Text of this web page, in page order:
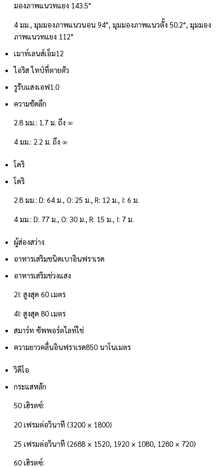
มองภาพแนวทแยง 143.5°
4 มม., มุมมองภาพแนวนอน 94°, มุมมองภาพแนวตั้ง 50.2°, มุมมอง
ภาพแนวทแยง 112°
เมาท์เลนส์เอ็ม12
ไอริส ไทป์ที่ตายตัว
รูรับแสงเอฟ1.0
ความชัดลึก
2.8 มม.: 1.7 ม. ถึง ∞
4 มม.: 2.2 ม. ถึง ∞
โดริ
โดริ
2.8 มม.: D: 64 ม., O: 25 ม., R: 12 ม., I: 6 ม.
4 มม.: D: 77 ม., O: 30 ม., R: 15 ม., I: 7 ม.
ผู้ส่องสว่าง
อาหารเสริมชนิดเบาอินฟราเรด
อาหารเสริมช่วงแสง
2I: สูงสุด 60 เมตร
4I: สูงสุด 80 เมตร
สมาร์ท ซัพพอร์ตไลท์ใช่
ความยาวคลื่นอินฟราเรด850 นาโนเมตร
วิดีโอ
กระแสหลัก
50 เฮิรตซ์:
20 เฟรมต่อวินาที (3200 × 1800)
25 เฟรมต่อวินาที (2688 × 1520, 1920 × 1080, 1280 × 720)
60 เฮิรตซ์: